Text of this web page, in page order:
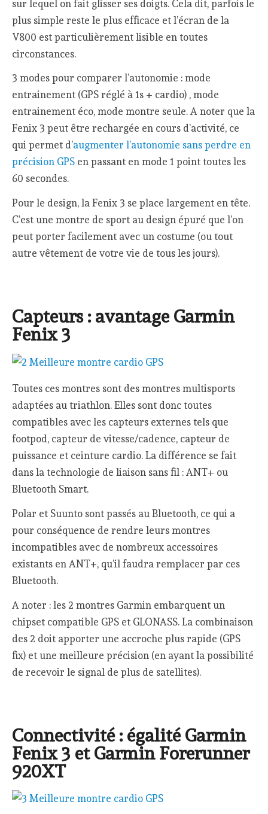
sur lequel on fait glisser ses doigts. Cela dit, parfois le
plus simple reste le plus efficace et l’écran de la
V800 est particulièrement lisible en toutes
circonstances.
3 modes pour comparer l’autonomie : mode
entrainement (GPS réglé à 1s + cardio) , mode
entrainement éco, mode montre seule. A noter que la
Fenix 3 peut être rechargée en cours d’activité, ce
qui permet d’augmenter l’autonomie sans perdre en
précision GPS en passant en mode 1 point toutes les
60 secondes.
Pour le design, la Fenix 3 se place largement en tête.
C’est une montre de sport au design épuré que l’on
peut porter facilement avec un costume (ou tout
autre vêtement de votre vie de tous les jours).
Capteurs : avantage Garmin
Fenix 3
Toutes ces montres sont des montres multisports
adaptées au triathlon. Elles sont donc toutes
compatibles avec les capteurs externes tels que
footpod, capteur de vitesse/cadence, capteur de
puissance et ceinture cardio. La différence se fait
dans la technologie de liaison sans fil : ANT+ ou
Bluetooth Smart.
Polar et Suunto sont passés au Bluetooth, ce qui a
pour conséquence de rendre leurs montres
incompatibles avec de nombreux accessoires
existants en ANT+, qu’il faudra remplacer par ces
Bluetooth.
A noter : les 2 montres Garmin embarquent un
chipset compatible GPS et GLONASS. La combinaison
des 2 doit apporter une accroche plus rapide (GPS
fix) et une meilleure précision (en ayant la possibilité
de recevoir le signal de plus de satellites).
Connectivité : égalité Garmin
Fenix 3 et Garmin Forerunner
920XT